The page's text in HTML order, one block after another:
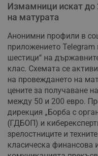
Измамници искат до
на матурата
Анонимни профили в
приложението Telegram
шестици“ на
клас. Схемата се
на провеждането на
цените за получаване
между 50 и 200 евро.
дирекция „Борба с
(ГДБОП) и
зрелостниците и
класическа финансова